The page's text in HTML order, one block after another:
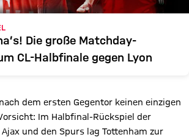
Die große Matchday-
CL-Halbfinale gegen Lyon
dem ersten Gegentor keinen einzigen
Im Halbfinal-Rückspiel der
und den Spurs lag Tottenham zur